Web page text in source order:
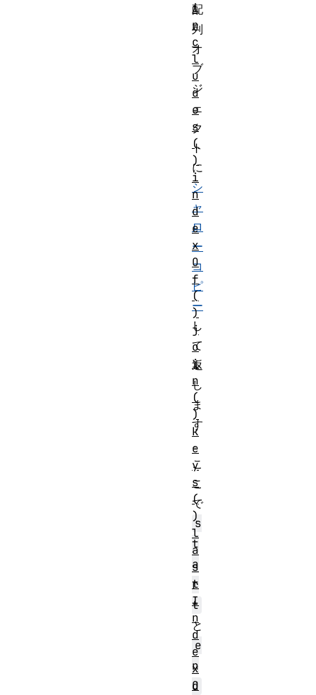
配
列
オ
ブ
ジ
ェ
ク
ト
に
シ
ャ
ロ
ー
コ
ピ
ー
し
て
返
し
ま
す
。
こ
こ
で
s
t
a
r
t
と
e
n
d
i
n
c
l
u
d
e
s
(
)
i
n
d
e
x
O
f
(
)
j
o
i
n
(
)
k
e
y
s
(
)
l
a
s
t
I
n
d
e
x
O